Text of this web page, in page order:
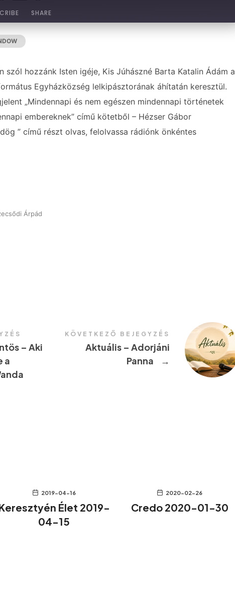
SHARE
szól hozzánk Isten igéje, Kis Júhászné Barta Katalin Ádám a
Egyházközség lelkipásztorának áhítatán keresztül.
„Mindennapi és nem egészen mindennapi történetek
embereknek” című kötetből – Hézser Gábor
” című részt olvas, felolvassa rádiónk önkéntes
Árpád
– Aki
a
KÖVETKEZŐ BEJEGYZÉS
Aktuális – Adorjáni
Panna
→
2019-04-16
Élet 2019-
04-15
2020-02-26
Credo 2020-01-30